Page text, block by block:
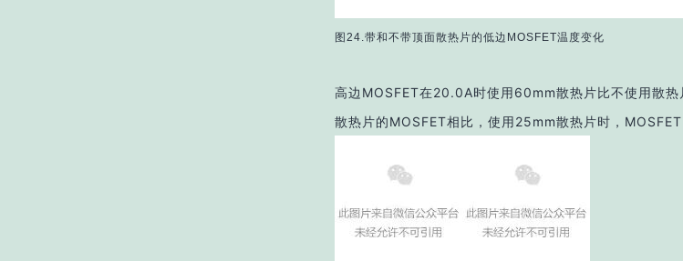
图24.带和不带顶面散热片的低边MOSFET温度变化
高边MOSFET在20.0A时使用60mm散热片比不使用散
散热片的MOSFET相比，使用25mm散热片时，MOSFET